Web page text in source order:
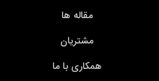
مقاله ها
مشتریان
همکاری با ما